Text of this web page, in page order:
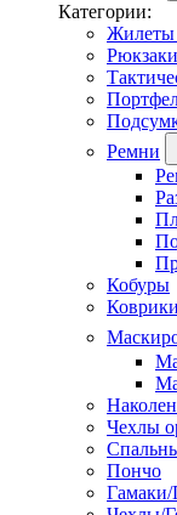
Категории:
Жилеты
Ремни
Кобуры
Чехлы
Пончо